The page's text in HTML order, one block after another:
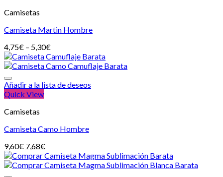
Camisetas
Camiseta Martin Hombre
4,75€ – 5,30€
Añadir a la lista de deseos
Quick View
Camisetas
Camiseta Camo Hombre
9,60€ 7,68€